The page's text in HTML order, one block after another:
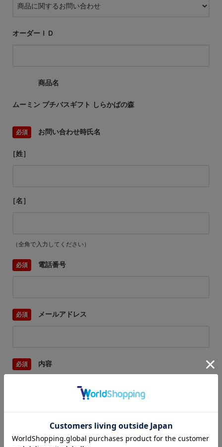
オーダーＩＤ
商品名
ムーミン プチバスギフト しらかばの森
お問い合わせ時氏名
［姓］
［名］
（全角で入力してください）
電話番号
メールアドレス
内容